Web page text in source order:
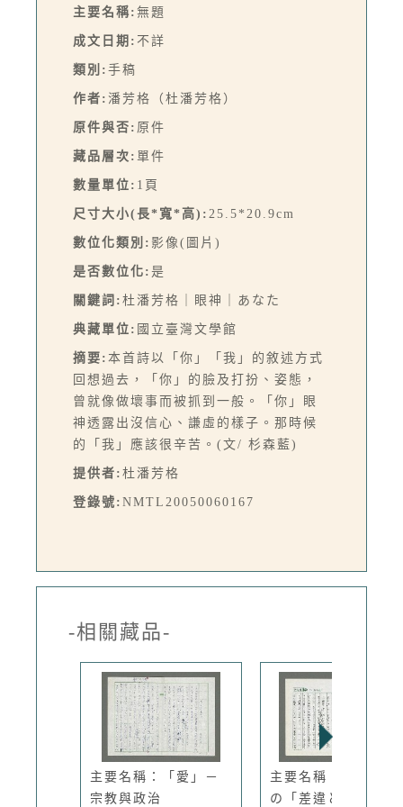
主要名稱: 無題
成文日期: 不詳
類別: 手稿
作者: 潘芳格（杜潘芳格）
原件與否: 原件
藏品層次: 單件
數量單位: 1頁
尺寸大小(長*寬*高): 25.5*20.9cm
數位化類別: 影像(圖片)
是否數位化: 是
關鍵詞: 杜潘芳格｜眼神｜あなた
典藏單位: 國立臺灣文學館
摘要: 本首詩以「你」「我」的敘述方式
回想過去，「你」的臉及打扮、姿態，
曾就像做壞事而被抓到一般。「你」眼
神透露出沒信心、謙虛的樣子。那時候
的「我」應該很辛苦。(文/ 杉森藍)
提供者: 杜潘芳格
登錄號: NMTL20050060167
-相關藏品-
主要名稱：「愛」－
宗教與政治
主要名稱：養老孟司
の「差違と...